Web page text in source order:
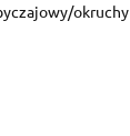
okruchy